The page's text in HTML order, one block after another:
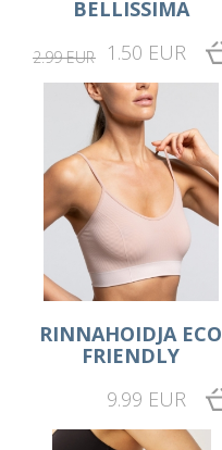
BELLISSIMA
2.99 EUR 1.50 EUR
RINNAHOIDJA ECO
FRIENDLY
9.99 EUR